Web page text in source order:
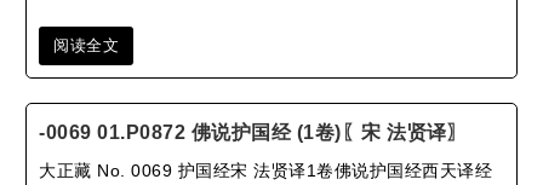
阅读全文
-0069 01.P0872 佛说护国经 (1卷)〖宋 法贤译〗
大正藏 No. 0069 护国经宋 法贤译1卷佛说护国经西天译经